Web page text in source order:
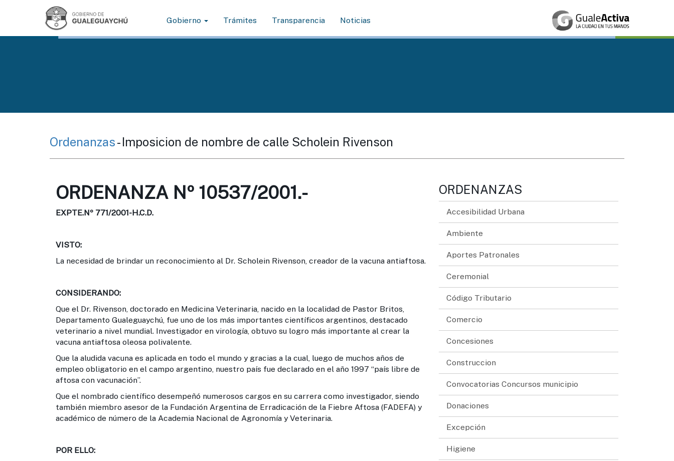
Gobierno Trámites Transparencia Noticias
Ordenanzas- Imposicion de nombre de calle Scholein Rivenson
ORDENANZA Nº 10537/2001.-
EXPTE.Nº 771/2001-H.C.D.
VISTO:
La necesidad de brindar un reconocimiento al Dr. Scholein Rivenson, creador de la vacuna antiaftosa.
CONSIDERANDO:
Que el Dr. Rivenson, doctorado en Medicina Veterinaria, nacido en la localidad de Pastor Britos,
Departamento Gualeguaychú, fue uno de los más importantes científicos argentinos, destacado
veterinario a nivel mundial. Investigador en virología, obtuvo su logro más importante al crear la
vacuna antiaftosa oleosa polivalente.
Que la aludida vacuna es aplicada en todo el mundo y gracias a la cual, luego de muchos años de
empleo obligatorio en el campo argentino, nuestro país fue declarado en el año 1997 “país libre de
aftosa con vacunación”.
Que el nombrado científico desempeñó numerosos cargos en su carrera como investigador, siendo
también miembro asesor de la Fundación Argentina de Erradicación de la Fiebre Aftosa (FADEFA) y
académico de número de la Academia Nacional de Agronomía y Veterinaria.
POR ELLO:
ORDENANZAS
Accesibilidad Urbana
Ambiente
Aportes Patronales
Ceremonial
Código Tributario
Comercio
Concesiones
Construccion
Convocatorias Concursos municipio
Donaciones
Excepción
Higiene